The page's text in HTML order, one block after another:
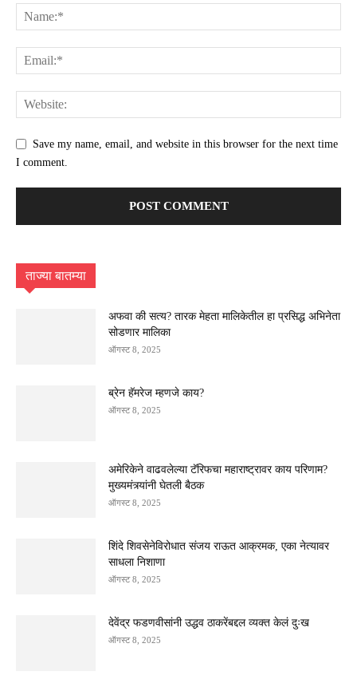
Save my name, email, and website in this browser for the next time
I comment.
ताज्या बातम्या
अफवा की सत्य? तारक मेहता मालिकेतील हा प्रसिद्ध अभिनेता
सोडणार मालिका
ऑगस्ट 8, 2025
ब्रेन हॅमरेज म्हणजे काय?
ऑगस्ट 8, 2025
अमेरिकेने वाढवलेल्या टॅरिफचा महाराष्ट्रावर काय परिणाम?
मुख्यमंत्र्यांनी घेतली बैठक
ऑगस्ट 8, 2025
शिंदे शिवसेनेविरोधात संजय राऊत आक्रमक, एका नेत्यावर
साधला निशाणा
ऑगस्ट 8, 2025
देवेंद्र फडणवीसांनी उद्धव ठाकरेंबद्दल व्यक्त केलं दुःख
ऑगस्ट 8, 2025